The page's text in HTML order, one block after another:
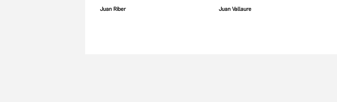
Juan Riber Juan Vallaure